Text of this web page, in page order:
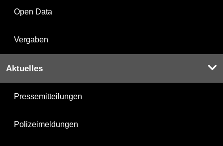
Open Data
Vergaben
Aktuelles
Pressemitteilungen
Polizeimeldungen